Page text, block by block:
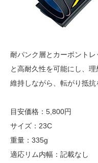
耐パンク層とカーボント
と高耐久性を可能にし、
維持しながら、転がり抵抗
目安価格：5,800円
サイズ：23C
重量：335g
適応リム内幅：記載なし